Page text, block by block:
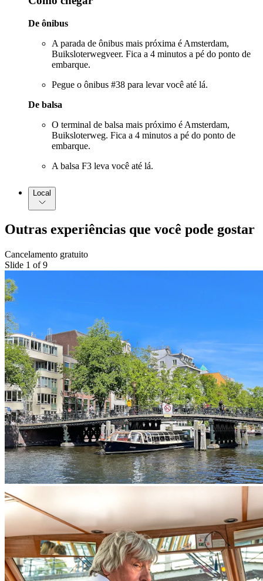
De ônibus
A parada de ônibus mais próxima é Amsterdam,
Buiksloterwegveer. Fica a 4 minutos a pé do ponto de
embarque.
Pegue o ônibus #38 para levar você até lá.
De balsa
O terminal de balsa mais próximo é Amsterdam,
Buiksloterweg. Fica a 4 minutos a pé do ponto de
embarque.
A balsa F3 leva você até lá.
Local
Outras experiências que você pode gostar
Cancelamento gratuito
Slide 1 of 9